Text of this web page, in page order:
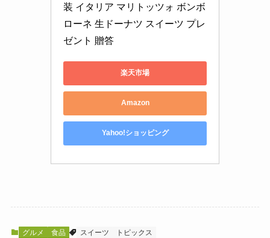
装 イタリア マリトッツォ ボンボ
ローネ 生ドーナツ スイーツ プレ
ゼント 贈答
楽天市場
Amazon
Yahoo!ショッピング
グルメ 食品 スイーツ トピックス